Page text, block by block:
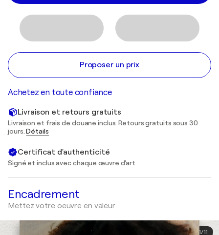
Proposer un prix
Achetez en toute confiance
Livraison et retours gratuits
Livraison et frais de douane inclus. Retours gratuits sous 30
jours.Détails
Certificat d'authenticité
Signé et inclus avec chaque œuvre d'art
Encadrement
Mettez votre oeuvre en valeur
1/11